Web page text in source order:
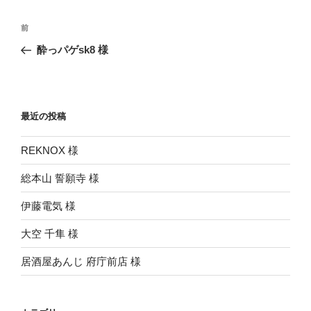
投
ナ
ー
シ
ョ
ン
前
の
前
酔っパゲsk8 様
最近の投稿
REKNOX 様
総本山 誓願寺 様
伊藤電気 様
大空 千隼 様
居酒屋あんじ 府庁前店 様